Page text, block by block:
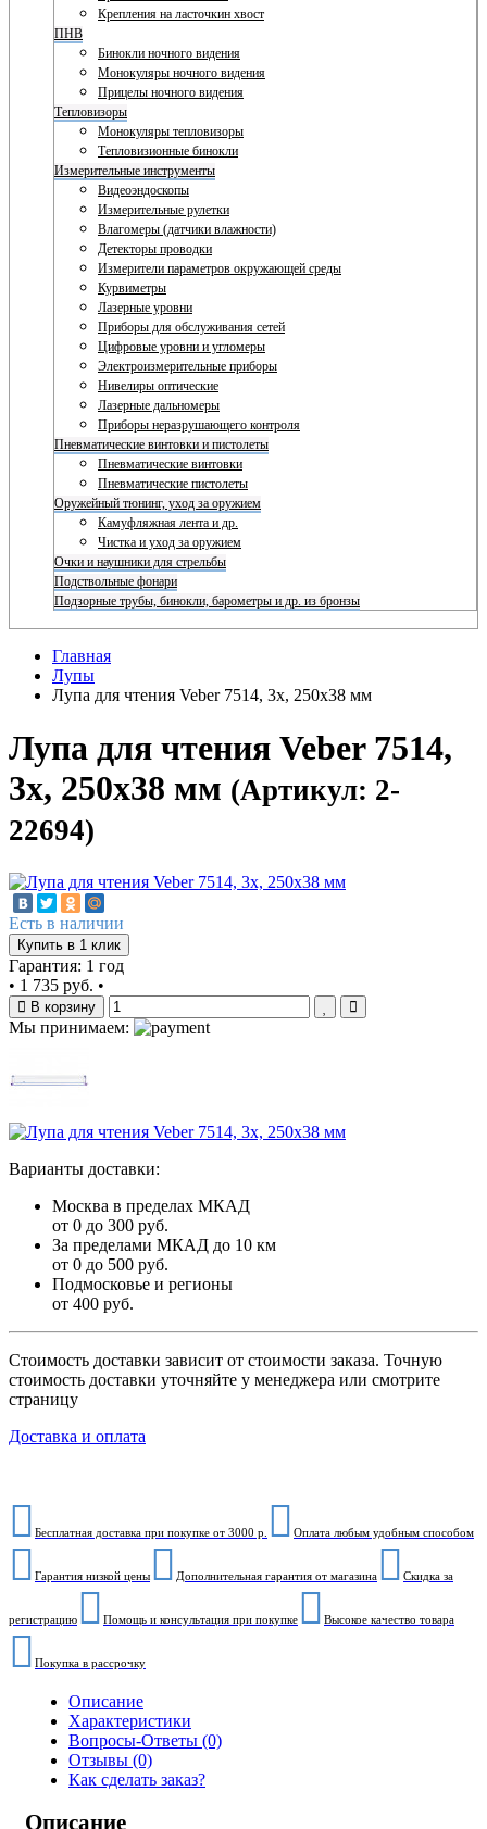
Крепления на ласточкин хвост
ПНВ
Бинокли ночного видения
Монокуляры ночного видения
Прицелы ночного видения
Тепловизоры
Монокуляры тепловизоры
Тепловизионные бинокли
Измерительные инструменты
Видеоэндоскопы
Измерительные рулетки
Влагомеры (датчики влажности)
Детекторы проводки
Измерители параметров окружающей среды
Курвиметры
Лазерные уровни
Приборы для обслуживания сетей
Цифровые уровни и угломеры
Электроизмерительные приборы
Нивелиры оптические
Лазерные дальномеры
Приборы неразрушающего контроля
Пневматические винтовки и пистолеты
Пневматические винтовки
Пневматические пистолеты
Оружейный тюнинг, уход за оружием
Камуфляжная лента и др.
Чистка и уход за оружием
Очки и наушники для стрельбы
Подствольные фонари
Подзорные трубы, бинокли, барометры и др. из бронзы
Главная
Лупы
Лупа для чтения Veber 7514, 3x, 250x38 мм
Лупа для чтения Veber 7514,
3x, 250x38 мм (Артикул: 2-
22694)
Есть в наличии
Купить в 1 клик
Гарантия: 1 год
• 1 735 руб. •
В корзину
Мы принимаем:
Варианты доставки:
Москва в пределах МКАД
от 0 до 300 руб.
За пределами МКАД до 10 км
от 0 до 500 руб.
Подмосковье и регионы
от 400 руб.
Стоимость доставки зависит от стоимости заказа. Точную
стоимость доставки уточняйте у менеджера или смотрите
страницу
Доставка и оплата
Бесплатная доставка при покупке от 3000 р. Оплата любым удобным способом
Гарантия низкой цены Дополнительная гарантия от магазина Скидка за
регистрацию Помощь и консультация при покупке Высокое качество товара
Покупка в рассрочку
Описание
Характеристики
Вопросы-Ответы (0)
Отзывы (0)
Как сделать заказ?
Описание